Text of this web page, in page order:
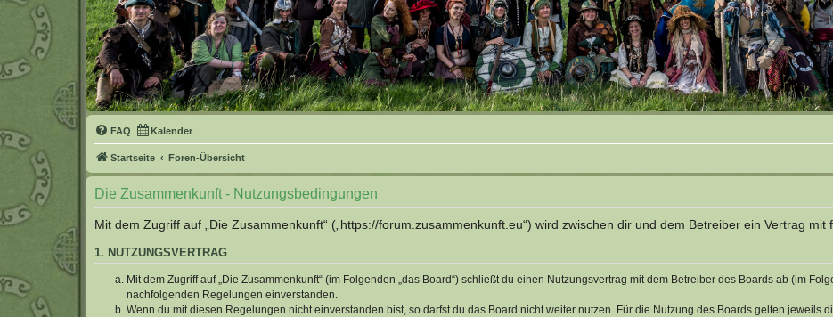
FAQ Kalender
Startseite Foren-Übersicht
Die Zusammenkunft - Nutzungsbedingungen
Mit dem Zugriff auf „Die Zusammenkunft“ („https://forum.zusammenkunft.eu“) wird zwischen dir und dem Betreiber ein Vertrag
1. NUTZUNGSVERTRAG
Mit dem Zugriff auf „Die Zusammenkunft“ (im Folgenden „das Board“) schließt du einen Nutzungsvertrag mit dem Betreiber des Boards ab (im
nachfolgenden Regelungen einverstanden.
Wenn du mit diesen Regelungen nicht einverstanden bist, so darfst du das Board nicht weiter nutzen. Für die Nutzung des Boards gelten jeweils